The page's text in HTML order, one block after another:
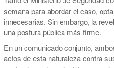
semana para abordar el caso,
innecesarias. Sin embargo, la
una postura pública más firme.
En un comunicado conjunto,
actos de esta naturaleza contra